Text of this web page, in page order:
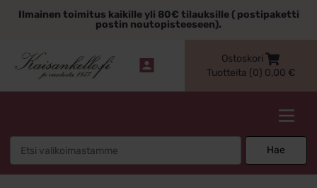
sisältöönIlmainen toimitus kaikille yli 80€ tilauksille ( postipaketti
postin noutopisteeseen).
Ostoskori
Tuotteita (0) 0,00 €
Hae